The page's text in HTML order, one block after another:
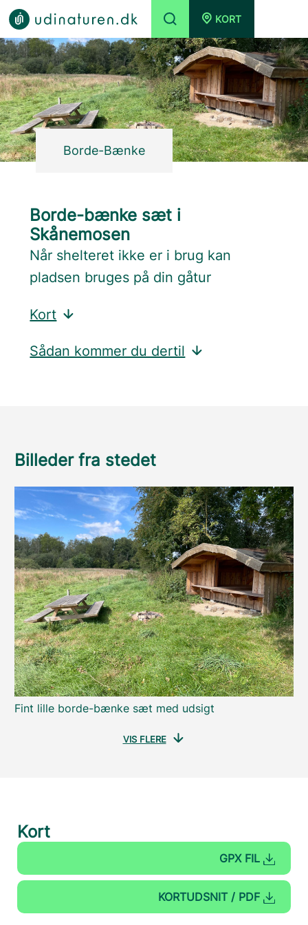
KORT
Borde-Bænke
Borde-bænke sæt i
Skånemosen
Når shelteret ikke er i brug kan
pladsen bruges på din gåtur
Kort
Sådan kommer du dertil
Billeder fra stedet
Fint lille borde-bænke sæt med udsigt
VIS FLERE
Kort
GPX FIL
KORTUDSNIT / PDF